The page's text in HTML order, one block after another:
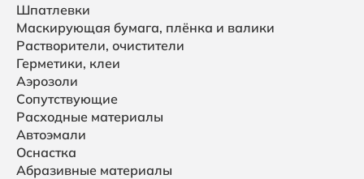
Шпатлевки
Маскирующая бумага, плёнка и валики
Растворители, очистители
Герметики, клеи
Аэрозоли
Сопутствующие
Расходные материалы
Автоэмали
Оснастка
Абразивные материалы